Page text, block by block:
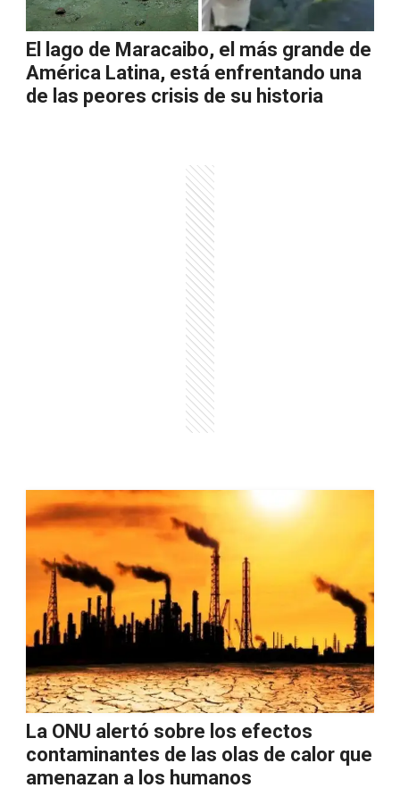
El lago de Maracaibo, el más grande de
América Latina, está enfrentando una
de las peores crisis de su historia
La ONU alertó sobre los efectos
contaminantes de las olas de calor que
amenazan a los humanos